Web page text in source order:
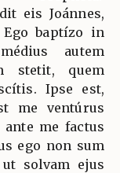
eis Joánnes,
Ego baptízo in
autem
stetit, quem
Ipse est,
me ventúrus
ante me factus
ego non sum
solvam ejus